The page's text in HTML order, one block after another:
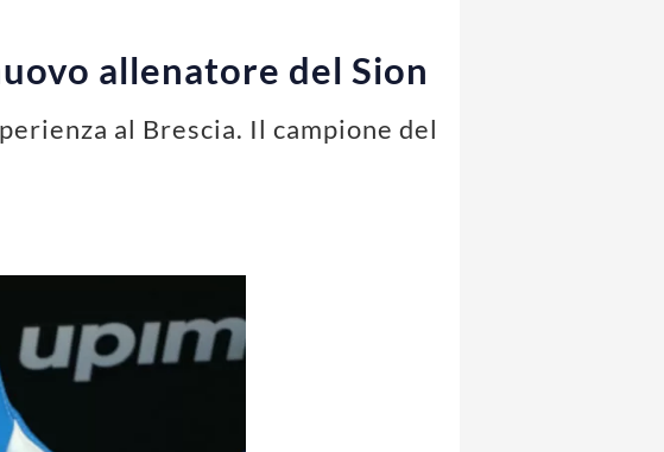
allenatore del Sion
al Brescia. Il campione del